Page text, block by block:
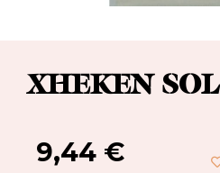
XHEKEN
9,44 €